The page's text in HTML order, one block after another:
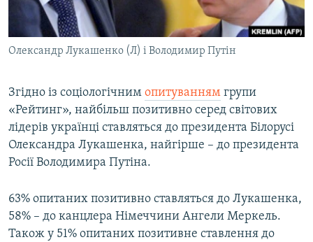
СВІДЧЕННЯ ОКУПАЦІЇ
УКРАЇНСЬКА ПРОБЛЕМА КРИМУ
ІНФОГРАФІКА
Qırımtatar
ДОЛУЧАЙСЯ!
Усі сайти RFE/RL
Олександр Лукашенко (Л) і Володимир Путін
Згідно із соціологічним опитуванням групи
«Рейтинг», найбільш позитивно серед світових
лідерів українці ставляться до президента Білорусі
Олександра Лукашенка, найгірше – до президента
Росії Володимира Путіна.
63% опитаних позитивно ставляться до Лукашенка,
58% – до канцлера Німеччини Ангели Меркель.
Також у 51% опитаних позитивне ставлення до